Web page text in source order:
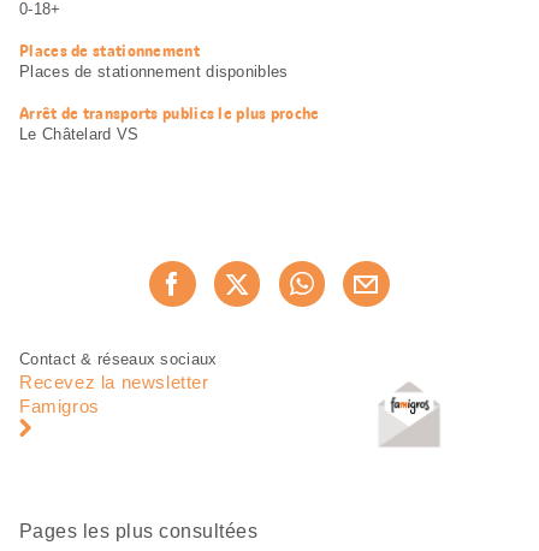
utiles
0-18+
Places de stationnement
Places de stationnement disponibles
Arrêt de transports publics le plus proche
Le Châtelard VS
Recommander maintenant
Pied
page
Navigation
pied
Contact & réseaux sociaux
Recevez la newsletter
Famigros
Pages les plus consultées